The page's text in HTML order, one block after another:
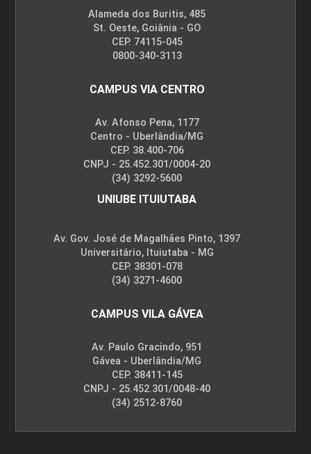
Alameda dos Buritis, 485
St. Oeste, Goiânia - GO
CEP. 74115-045
0800-340-3113
CAMPUS VIA CENTRO
Av. Afonso Pena, 1177
Centro - Uberlândia/MG
CEP. 38.400-706
CNPJ - 25.452.301/0004-20
(34) 3292-5600
UNIUBE ITUIUTABA
Av. Gov. José de Magalhães Pinto, 1397
Universitário, Ituiutaba - MG
CEP. 38301-078
(34) 3271-4600
CAMPUS VILA GÁVEA
Av. Paulo Gracindo, 951
Gávea - Uberlândia/MG
CEP. 38411-145
CNPJ - 25.452.301/0048-40
(34) 2512-8760